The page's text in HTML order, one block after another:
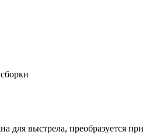
для выстрела, преобразуется при